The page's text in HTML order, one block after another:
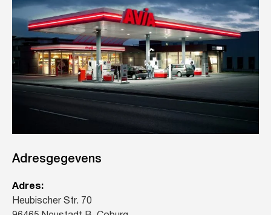
Adresgegevens
Adres:
Heubischer Str. 70